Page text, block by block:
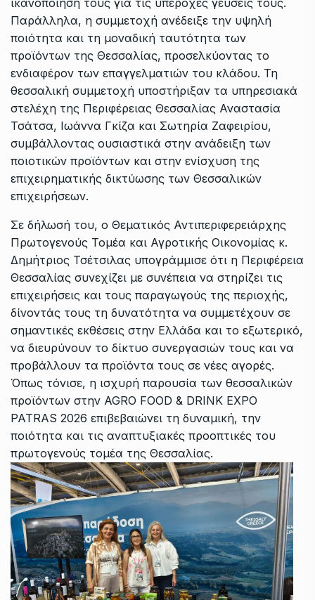
ικανοποίηση τους για τις υπέροχες γεύσεις τους.
Παράλληλα, η συμμετοχή ανέδειξε την υψηλή
ποιότητα και τη μοναδική ταυτότητα των
προϊόντων της Θεσσαλίας, προσελκύοντας το
ενδιαφέρον των επαγγελματιών του κλάδου. Τη
θεσσαλική συμμετοχή υποστήριξαν τα υπηρεσιακά
στελέχη της Περιφέρειας Θεσσαλίας Αναστασία
Τσάτσα, Ιωάννα Γκίζα και Σωτηρία Ζαφειρίου,
συμβάλλοντας ουσιαστικά στην ανάδειξη των
ποιοτικών προϊόντων και στην ενίσχυση της
επιχειρηματικής δικτύωσης των Θεσσαλικών
επιχειρήσεων.
Σε δήλωσή του, ο Θεματικός Αντιπεριφερειάρχης
Πρωτογενούς Τομέα και Αγροτικής Οικονομίας κ.
Δημήτριος Τσέτσιλας υπογράμμισε ότι η Περιφέρεια
Θεσσαλίας συνεχίζει με συνέπεια να στηρίζει τις
επιχειρήσεις και τους παραγωγούς της περιοχής,
δίνοντάς τους τη δυνατότητα να συμμετέχουν σε
σημαντικές εκθέσεις στην Ελλάδα και το εξωτερικό,
να διευρύνουν το δίκτυο συνεργασιών τους και να
προβάλλουν τα προϊόντα τους σε νέες αγορές.
Όπως τόνισε, η ισχυρή παρουσία των θεσσαλικών
προϊόντων στην AGRO FOOD & DRINK EXPO
PATRAS 2026 επιβεβαιώνει τη δυναμική, την
ποιότητα και τις αναπτυξιακές προοπτικές του
πρωτογενούς τομέα της Θεσσαλίας.